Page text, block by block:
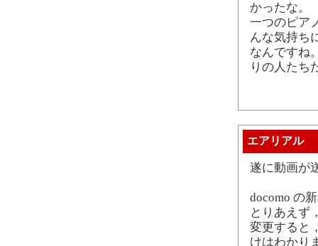
かったな。
一つのピア
んな気持ち
なんですね
りの人たち
エアリアル
遂に動画が
docomo の
とりあえず
変更すると
けはわかり